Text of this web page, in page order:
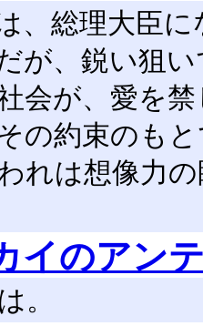
、総理大臣
が、鋭い狙
会が、愛を
の約束のも
れは想像力
イのアン
。